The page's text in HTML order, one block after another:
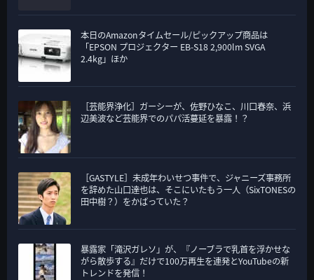
本日のAmazonタイムセール/ピックアップ商品は
「EPSON プロジェクター EB-S18 2,900lm SVGA
2.4kg」ほか
［芸能界浄化］ガーシーが、佐野ひなこ、川口春奈、浜
辺美波など芸能界でのパパ活蔓延を暴露！？
［GASTYLE］未成年わいせつ事件で、ジャニーズ事務所
を辞めた山口達也は、そこにいたもう一人（SixTONESの
田中樹？）をかばっていた？
暴露家「滝沢ガレソ」が、『ノーブラで乳首を浮かせな
がら散歩する』だけで100万再生を連発とYouTubeの新
トレンドを発信！